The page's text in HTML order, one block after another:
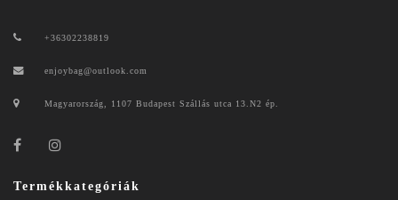
+36302238819
enjoybag@outlook.com
Magyarország, 1107 Budapest Szállás utca 13.N2 ép.
Termékkategóriák